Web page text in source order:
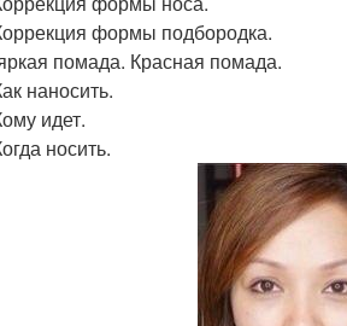
формы подбородка.
помада. Красная помада.
наносить.
идет.
носить.